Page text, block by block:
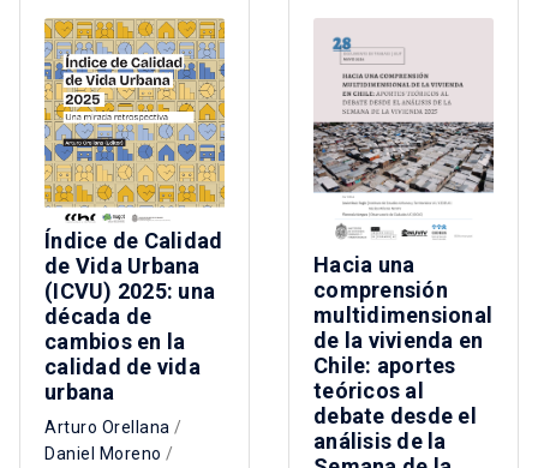
Índice de Calidad
de Vida Urbana
(ICVU) 2025: una
década de
cambios en la
calidad de vida
urbana
Arturo Orellana /
Daniel Moreno /
Hacia una
comprensión
multidimensional
de la vivienda en
Chile: aportes
teóricos al
debate desde el
análisis de la